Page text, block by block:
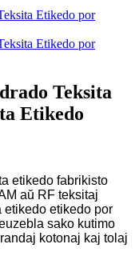
Teksita
Etikedo
etikedo fabrikisto
aŭ RF teksitaj
etikedo etikedo por
sako kutimo
kotonaj kaj tolaj